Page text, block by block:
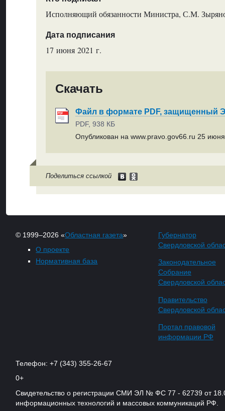
Исполняющий обязанности Министра, С.М.
Дата подписания
17 июня 2021 г.
Скачать
Файл в формате PDF, защищенный
PDF, 938 КБ
Опубликован на www.pravo.gov66.ru 25 июня
Поделиться ссылкой
© 1999–2026 «Областная газета»
О проекте
Нормативная база
Губернатор
Свердловской
Законодательное
Собрание
Свердловской
Правительство
Свердловской
Портал правовой
информации РФ
Телефон: +7 (343) 355-26-67
0+
Свидетельство о регистрации СМИ ЭЛ № ФС 77 - 62739 от
информационных технологий и массовых коммуникаций РФ.